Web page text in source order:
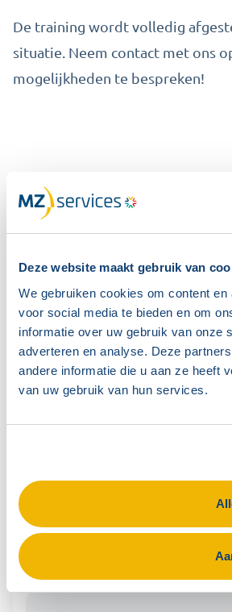
Deze website maakt gebruik van
We gebruiken cookies om content
voor social media te bieden en om
informatie over uw gebruik van onze
adverteren en analyse. Deze
andere informatie die u aan ze heeft
van uw gebruik van hun services.
De training wordt volledig
situatie. Neem contact met ons
mogelijkheden te bespreken!
Aanvragen
Arbeidsvoorwaarden &
Achternaam